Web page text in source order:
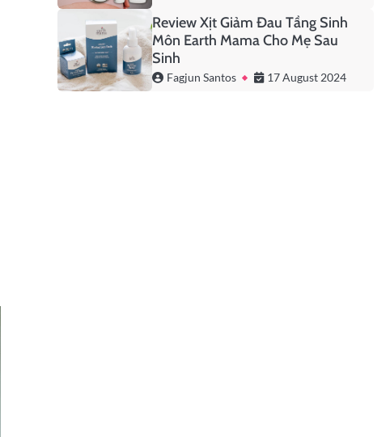
Review Xịt Giảm Đau Tầng Sinh
Môn Earth Mama Cho Mẹ Sau
Sinh
Fagjun Santos 17 August 2024